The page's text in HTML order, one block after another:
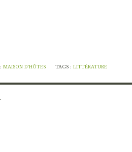
MAISON D'HÔTES TAGS :LITTÉRATURE